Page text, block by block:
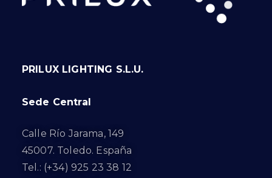
PRILUX LIGHTING S.L.U.
Sede Central
Calle Río Jarama, 149
45007. Toledo. España
Tel.: (+34) 925 23 38 12